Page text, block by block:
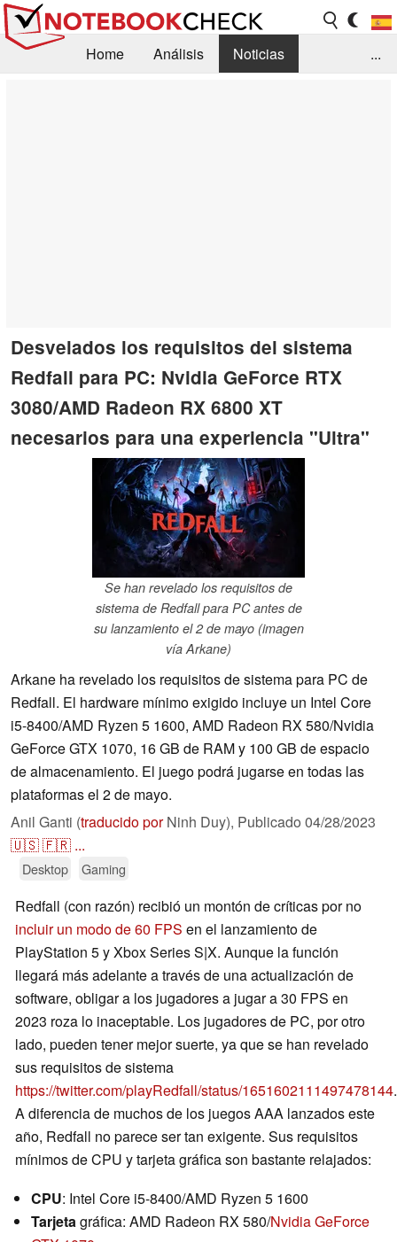
Home Análisis
Noticias
...
Desvelados los requisitos del sistema
Redfall para PC: Nvidia GeForce RTX
3080/AMD Radeon RX 6800 XT
necesarios para una experiencia "Ultra"
Se han revelado los requisitos de
sistema de Redfall para PC antes de
su lanzamiento el 2 de mayo (imagen
vía Arkane)
Arkane ha revelado los requisitos de sistema para PC de
Redfall. El hardware mínimo exigido incluye un Intel Core
i5-8400/AMD Ryzen 5 1600, AMD Radeon RX 580/Nvidia
GeForce GTX 1070, 16 GB de RAM y 100 GB de espacio
de almacenamiento. El juego podrá jugarse en todas las
plataformas el 2 de mayo.
Anil Ganti (traducido porNinh Duy), Publicado 04/28/2023
🇺🇸🇫🇷 ...
Desktop Gaming
Redfall (con razón) recibió un montón de críticas por no
incluir un modo de 60 FPS en el lanzamiento de
PlayStation 5 y Xbox Series S|X. Aunque la función
llegará más adelante a través de una actualización de
software, obligar a los jugadores a jugar a 30 FPS en
2023 roza lo inaceptable. Los jugadores de PC, por otro
lado, pueden tener mejor suerte, ya que se han revelado
sus requisitos de sistema
https://twitter.com/playRedfall/status/1651602111497478144.
A diferencia de muchos de los juegos AAA lanzados este
año, Redfall no parece ser tan exigente. Sus requisitos
mínimos de CPU y tarjeta gráfica son bastante relajados:
CPU: Intel Core i5-8400/AMD Ryzen 5 1600
Tarjetagráfica: AMD Radeon RX 580/Nvidia GeForce